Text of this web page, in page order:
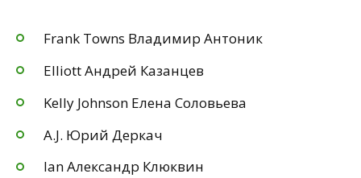
Frank Towns Владимир Антоник
Elliott Андрей Казанцев
Kelly Johnson Елена Соловьева
A.J. Юрий Деркач
Ian Александр Клюквин